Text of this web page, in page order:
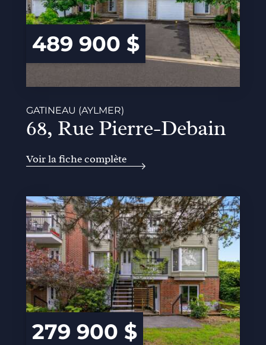
489 900 $
GATINEAU (AYLMER)
68, Rue Pierre-Debain
Voir la fiche complète
279 900 $